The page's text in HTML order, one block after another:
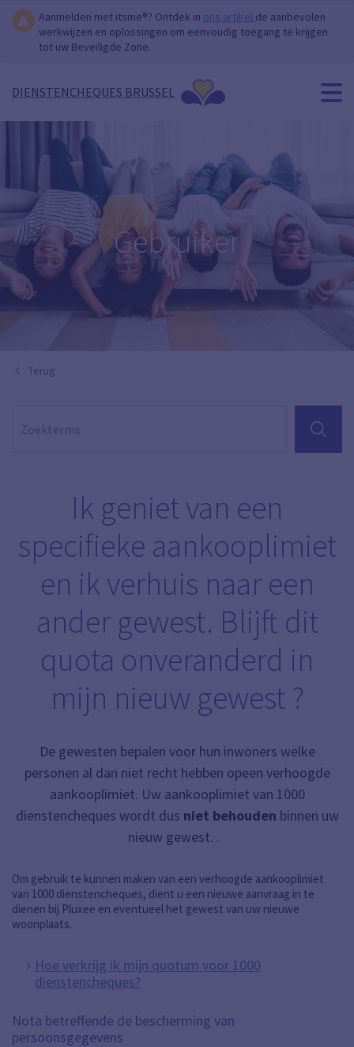
Aanmelden met itsme®? Ontdek in ons artikel de aanbevolen
werkwijzen en oplossingen om eenvoudig toegang te krijgen
tot uw Beveiligde Zone.
DIENSTENCHEQUES BRUSSEL
Gebruiker
Terug
ZOEKEN
Ik geniet van een
specifieke aankooplimiet
en ik verhuis naar een
ander gewest. Blijft dit
quota onveranderd in
mijn nieuw gewest ?
De gewesten bepalen voor hun inwoners welke
personen al dan niet recht hebben opeen verhoogde
aankooplimiet. Uw aankooplimiet van 1000
dienstencheques wordt dus niet behouden binnen uw
nieuw gewest. .
Om gebruik te kunnen maken van een verhoogde aankooplimiet
van 1000 dienstencheques, dient u een nieuwe aanvraag in te
dienen bij Pluxee en eventueel het gewest van uw nieuwe
woonplaats.
Hoe verkrijg ik mijn quotum voor 1000
dienstencheques?
Nota betreffende de bescherming van
persoonsgegevens